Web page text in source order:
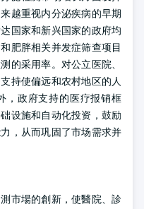
越重视内分泌疾病的早期
国家和新兴国家的政府均
肥胖相关并发症筛查项目
的采用率。对公立医院、
持使偏远和农村地区的人
，政府支持的医疗报销框
设施和自动化投资，鼓励
，从而巩固了市场需求并
市場的創新，使醫院、診